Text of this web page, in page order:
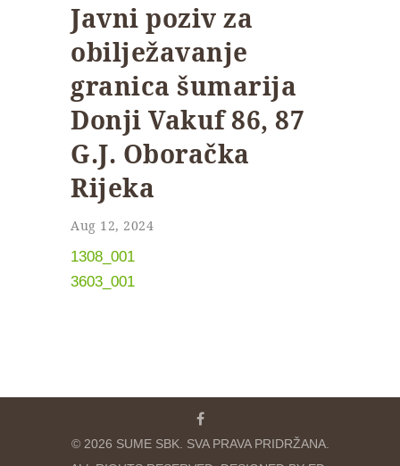
Javni poziv za
obilježavanje
granica šumarija
Donji Vakuf 86, 87
G.J. Oboračka
Rijeka
Aug 12, 2024
1308_001
3603_001
© 2026 SUME SBK. SVA PRAVA PRIDRŽANA.